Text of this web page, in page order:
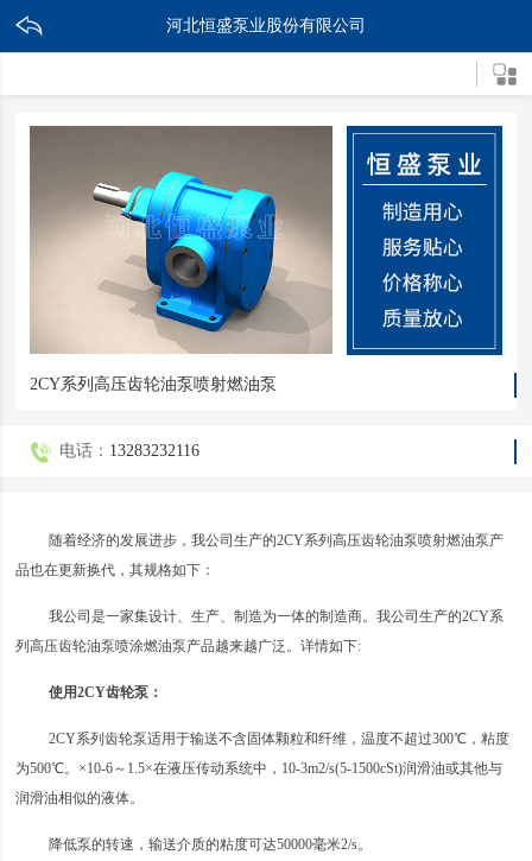
河北恒盛泵业股份有限公司
2CY系列高压齿轮油泵喷射燃油泵
电话： 13283232116
随着经济的发展进步，我公司生产的2CY系列高压齿轮油泵喷射燃油泵产
品也在更新换代，其规格如下：
我公司是一家集设计、生产、制造为一体的制造商。我公司生产的2CY系
列高压齿轮油泵喷涂燃油泵产品越来越广泛。详情如下:
使用2CY齿轮泵：
2CY系列齿轮泵适用于输送不含固体颗粒和纤维，温度不超过300℃，粘度
为500℃。×10-6～1.5×在液压传动系统中，10-3m2/s(5-1500cSt)润滑油或其他与
润滑油相似的液体。
降低泵的转速，输送介质的粘度可达50000毫米2/s。